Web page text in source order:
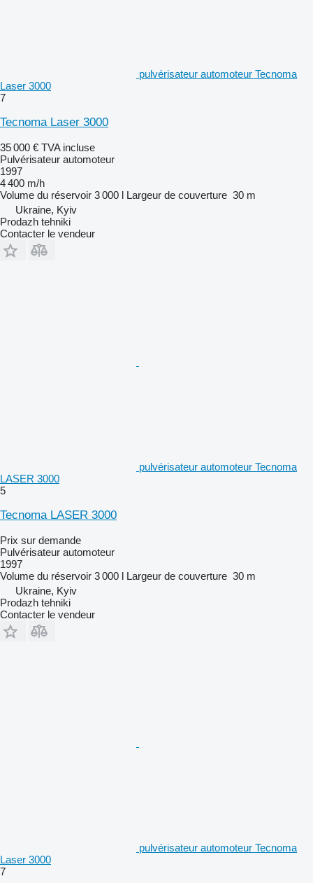
pulvérisateur automoteur Tecnoma
Laser 3000
7
Tecnoma Laser 3000
35 000 € TVA incluse
Pulvérisateur automoteur
1997
4 400 m/h
Volume du réservoir 3 000 l Largeur de couverture 30 m
Ukraine, Kyiv
Prodazh tehniki
Contacter le vendeur
pulvérisateur automoteur Tecnoma
LASER 3000
5
Tecnoma LASER 3000
Prix sur demande
Pulvérisateur automoteur
1997
Volume du réservoir 3 000 l Largeur de couverture 30 m
Ukraine, Kyiv
Prodazh tehniki
Contacter le vendeur
pulvérisateur automoteur Tecnoma
Laser 3000
7